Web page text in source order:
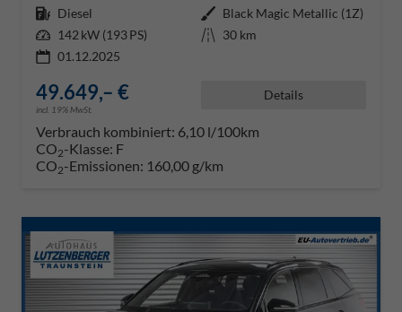
Kraftstoff Diesel Außenfarbe Black Magic Metallic (1Z)
Leistung 142 kW (193 PS) Kilometerstand 30 km
01.12.2025
49.649,– €
incl. 19% MwSt.
Details
Verbrauch kombiniert: 6,10 l/100km
CO2-Klasse: F
CO2-Emissionen: 160,00 g/km